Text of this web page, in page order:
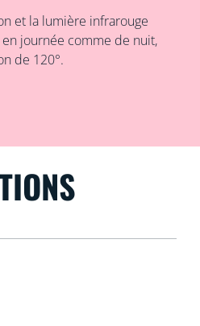
et la lumière infrarouge
journée comme de nuit,
de 120°.